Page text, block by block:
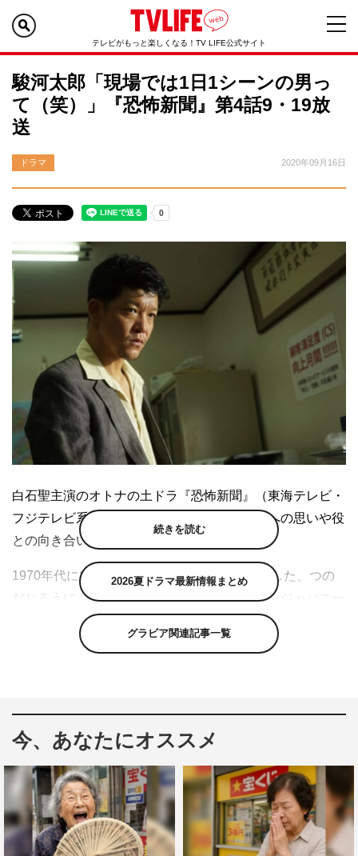
テレビがもっと楽しくなる！TV LIFE公式サイト
駿河太郎「現場では1日1シーンの男っ
て（笑）」『恐怖新聞』第4話9・19放
送
ドラマ 2020年09月16日
白石聖主演のオトナの土ドラ『恐怖新聞』（東海テレビ・
フジテレビ系）に出演する駿河太郎が、今作への思いや役
との向き合い方を語った。
1970年代に空前のオカルトブームを巻き起こした、つの
だじろうによる戦慄のコミック「恐怖新聞」をジャパニー
ズホラーのレジェンド・中田秀夫が現代にリブート。未来
に起こる災厄を予言し、読むたびに寿命が100日縮むとい
夜（猪野学）の存在にいち早く気づき、単独で事件の関連
性を調べ始める京都東警察署の刑事・篠崎林太郎。現状、
詩弦にとって敵か味方か分からない篠崎は今後、恐怖新聞
が持つ力を知って変化していく。
続きを読む
2026夏ドラマ最新情報まとめ
グラビア関連記事一覧
今、あなたにオススメ